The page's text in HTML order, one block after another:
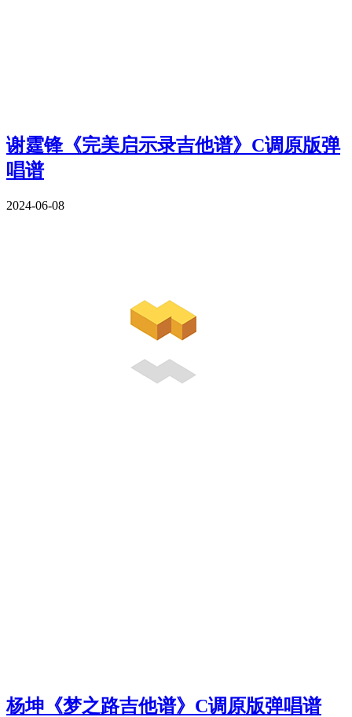
谢霆锋《完美启示录吉他谱》C调原版弹
唱谱
2024-06-08
杨坤《梦之路吉他谱》C调原版弹唱谱